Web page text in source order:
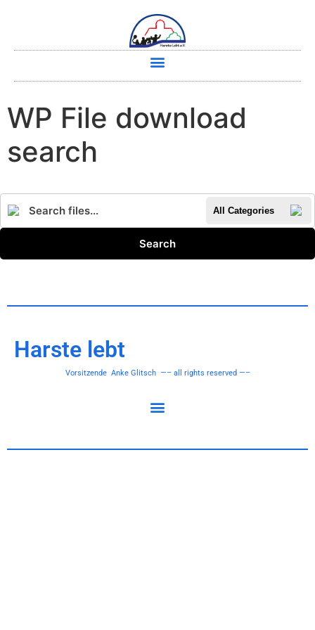
WP File download
search
All Categories
Search
Harste lebt
Vorsitzende Anke Glitsch —– all rights reserved —–